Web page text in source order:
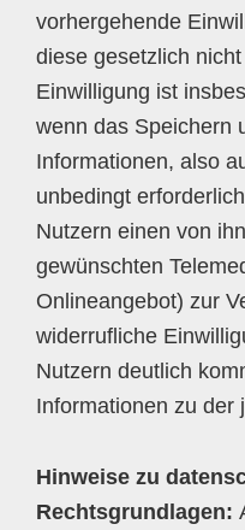
vorhergehende
diese gesetzlich
Einwilligung ist
wenn das Speichern
Informationen, also
unbedingt
Nutzern einen von
gewünschten
Onlineangebot) zur
widerrufliche
Nutzern deutlich
Informationen zu der
Hinweise zu
Rechtsgrundlagen: